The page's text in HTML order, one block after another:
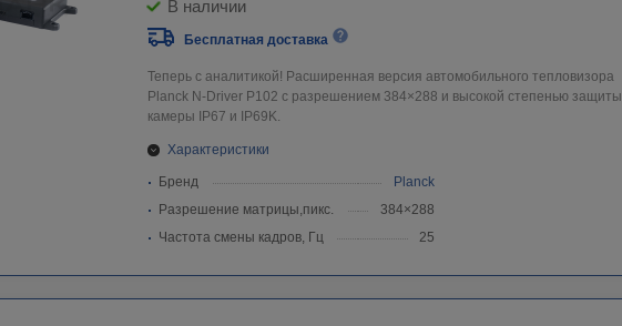
В наличии
Бесплатная доставка
Теперь с аналитикой! Расширенная версия автомобильного тепловизора
Planck N-Driver P102 с разрешением 384×288 и высокой степенью защиты
камеры IP67 и IP69K.
Характеристики
Бренд
Planck
Разрешение матрицы,пикс.
384×288
Частота смены кадров, Гц
25